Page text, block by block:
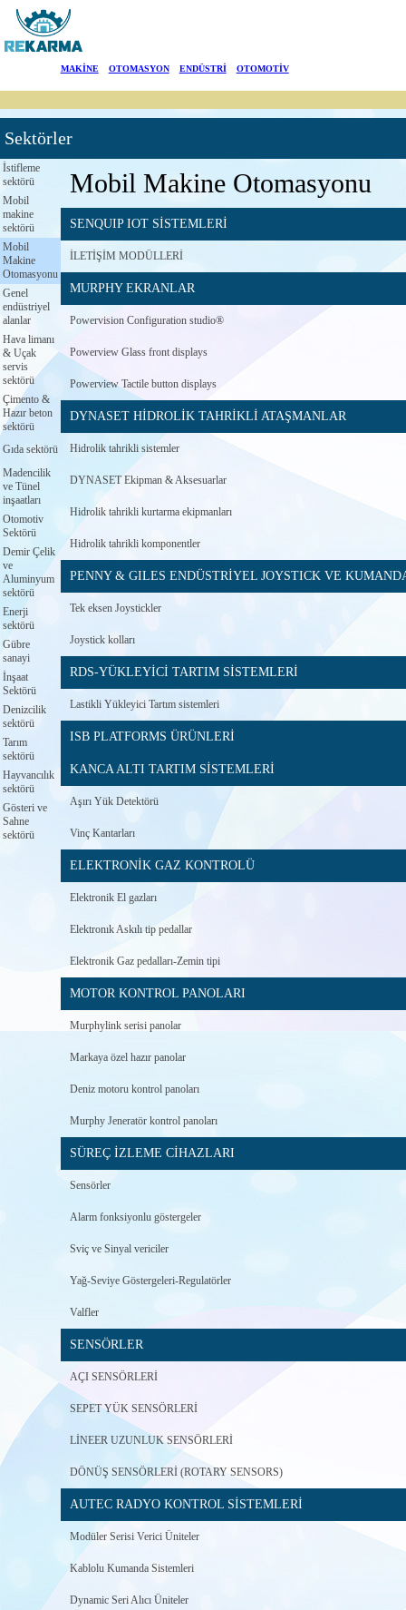
MAKİNE| OTOMASYON| ENDÜSTRİ| OTOMOTİV
Sektörler
İletişim
English
Sektörler
İstifleme
sektörü
Mobil
makine
sektörü
Mobil
Makine
Otomasyonu
Genel
endüstriyel
alanlar
Hava limanı
& Uçak
servis
sektörü
Çimento &
Hazır beton
sektörü
Gıda sektörü
Madencilik
ve Tünel
inşaatları
Otomotiv
Sektörü
Demir Çelik
ve
Aluminyum
sektörü
Enerji
sektörü
Gübre
sanayi
İnşaat
Sektörü
Denizcilik
sektörü
Tarım
sektörü
Hayvancılık
sektörü
Gösteri ve
Sahne
sektörü
Mobil Makine Otomasyonu
SENQUIP IOT SİSTEMLERİ
İLETİŞİM MODÜLLERİ
MURPHY EKRANLAR
Powervision Configuration studio®
Powerview Glass front displays
Powerview Tactile button displays
DYNASET HİDROLİK TAHRİKLİ ATAŞMANLAR
Hidrolik tahrikli sistemler
DYNASET Ekipman & Aksesuarlar
Hidrolik tahrikli kurtarma ekipmanları
Hidrolik tahrikli komponentler
PENNY & GILES ENDÜSTRİYEL JOYSTICK VE
Tek eksen Joystickler
Joystick kolları
RDS-YÜKLEYİCİ TARTIM SİSTEMLERİ
Lastikli Yükleyici Tartım sistemleri
ISB PLATFORMS ÜRÜNLERİ
KANCA ALTI TARTIM SİSTEMLERİ
Aşırı Yük Detektörü
Vinç Kantarları
ELEKTRONİK GAZ KONTROLÜ
Elektronik El gazları
Elektronık Askılı tip pedallar
Elektronik Gaz pedalları-Zemin tipi
MOTOR KONTROL PANOLARI
Murphylink serisi panolar
Markaya özel hazır panolar
Deniz motoru kontrol panoları
Murphy Jeneratör kontrol panoları
SÜREÇ İZLEME CİHAZLARI
Sensörler
Alarm fonksiyonlu göstergeler
Sviç ve Sinyal vericiler
Yağ-Seviye Göstergeleri-Regulatörler
Valfler
SENSÖRLER
AÇI SENSÖRLERİ
SEPET YÜK SENSÖRLERİ
LİNEER UZUNLUK SENSÖRLERİ
DÖNÜŞ SENSÖRLERİ (ROTARY SENSORS)
AUTEC RADYO KONTROL SİSTEMLERİ
Modüler Serisi Verici Üniteler
Kablolu Kumanda Sistemleri
Dynamic Seri Alıcı Üniteler